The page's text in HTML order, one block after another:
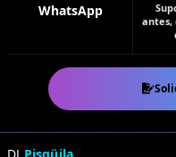
WhatsApp
antes,